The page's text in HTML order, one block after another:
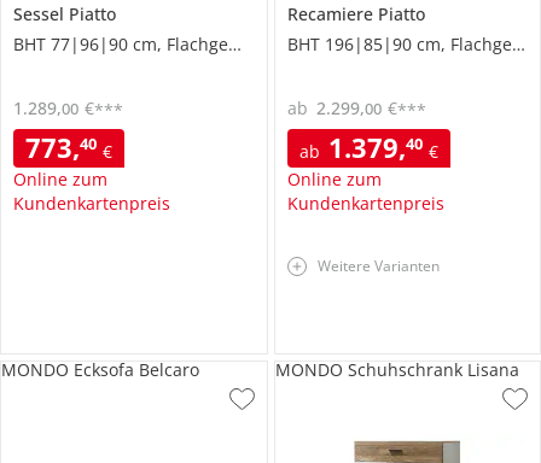
Sessel Piatto
BHT 77|96|90 cm, Flachgewebe
773,40 €
Online zum
Kundenkartenpreis
1.289,00 €***
Recamiere Piatto
BHT 196|85|90 cm, Flachgewebe
ab 1.379,40 €
Online zum
Kundenkartenpreis
ab 2.299,00 €***
Weitere Varianten
MONDO Ecksofa Belcaro MONDO Schuhschrank Lisana